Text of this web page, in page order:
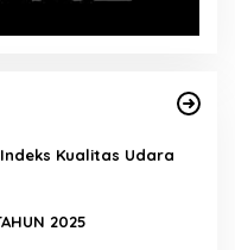
Kualitas Udara
2025